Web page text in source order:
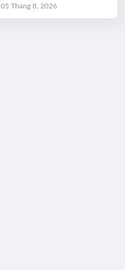
05 Tháng 8, 2026